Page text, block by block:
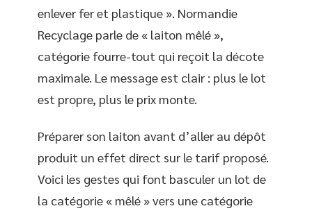
enlever fer et plastique ». Normandie
Recyclage parle de « laiton mêlé »,
catégorie fourre-tout qui reçoit la décote
maximale. Le message est clair : plus le lot
est propre, plus le prix monte.
Préparer son laiton avant d’aller au dépôt
produit un effet direct sur le tarif proposé.
Voici les gestes qui font basculer un lot de
la catégorie « mêlé » vers une catégorie